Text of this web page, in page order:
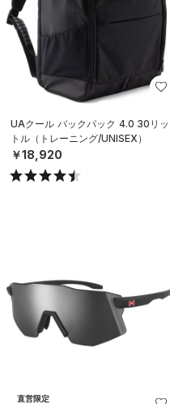
UAクール バックパック 4.0 30リッ
トル（トレーニング/UNISEX）
￥18,920
直営限定